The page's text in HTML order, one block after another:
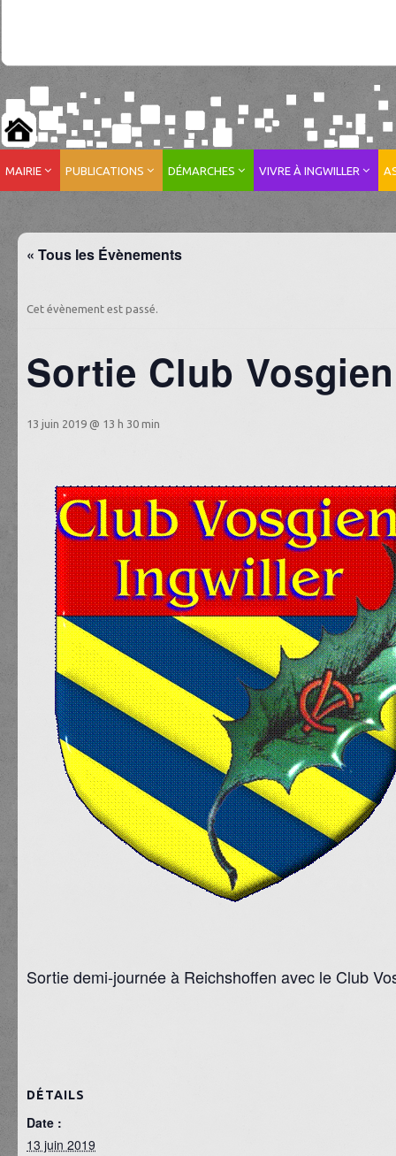
MAIRIE PUBLICATIONS DÉMARCHES VIVRE À INGWILLER
« Tous les Évènements
Cet évènement est passé.
Sortie Club Vosgien
13 juin 2019 @ 13 h 30 min
Sortie demi-journée à Reichshoffen avec le Club
DÉTAILS
Date :
13 juin 2019